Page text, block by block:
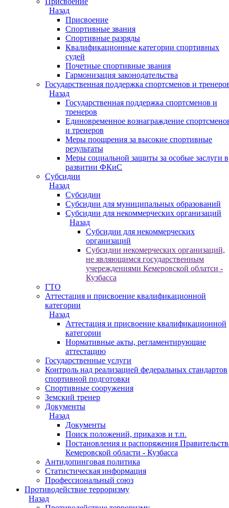
Назад
Присвоение
Спортивные звания
Спортивные разряды
Квалификационные категории спортивных
судей
Почетные спортивные звания
Гармонизация законодательства
Государственная поддержка спортсменов и
Назад
Государственная поддержка спортсменов и
тренеров
Единовременное вознаграждение
и тренеров
Меры поощрения за высокие спортивные
результаты
Меры социальной защиты за особые заслуги в
развитии ФКиС
Субсидии
Назад
Субсидии
Субсидии для муниципальных образований
Субсидии для некоммерческих организаций
Назад
Субсидии для некоммерческих
организаций
Субсидии некомерческих организаций,
не являющимся государственным
учереждениями Кемеровской облатси -
Кузбасса
ГТО
Аттестация и присвоение квалификационной
категории
Назад
Аттестация и присвоение квалификационной
категории
Нормативные акты, регламентирующие
аттестацию
Государственные услуги
Контроль над реализацией федеральных стандартов
спортивной подготовки
Спортивные сооружения
Земский тренер
Документы
Назад
Документы
Поиск положений, приказов и т.п.
Постановления и распоряжения
Кемеровской области - Кузбасса
Антидопинговая политика
Статистическая информация
Профессиональный союз
Противодействие терроризму
Назад